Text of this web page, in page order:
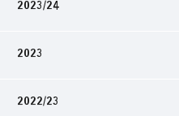
2023/24
2023
2022/23